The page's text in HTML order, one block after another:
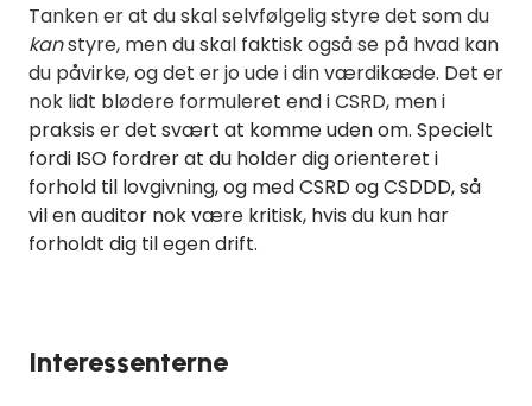
Tanken er at du skal selvfølgelig styre det som du
kanstyre, men du skal faktisk også se på hvad kan
du påvirke, og det er jo ude i din værdikæde. Det er
nok lidt blødere formuleret end i CSRD, men i
praksis er det svært at komme uden om. Specielt
fordi ISO fordrer at du holder dig orienteret i
forhold til lovgivning, og med CSRD og CSDDD, så
vil en auditor nok være kritisk, hvis du kun har
forholdt dig til egen drift.
Interessenterne